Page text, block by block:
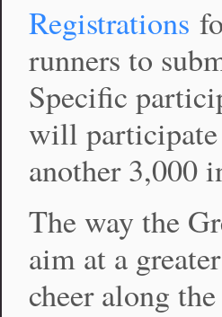
Registrations
runners to
Specific
will participate
another 3,000
The way the
aim at a
cheer along